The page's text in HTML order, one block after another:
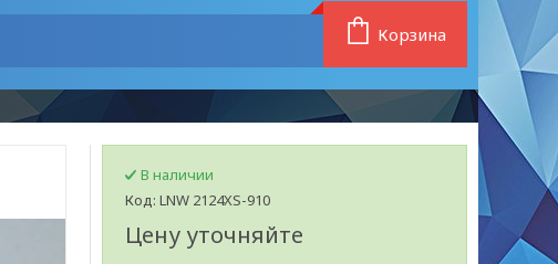
Корзина
В наличии
Код: LNW 2124XS-910
Цену уточняйте